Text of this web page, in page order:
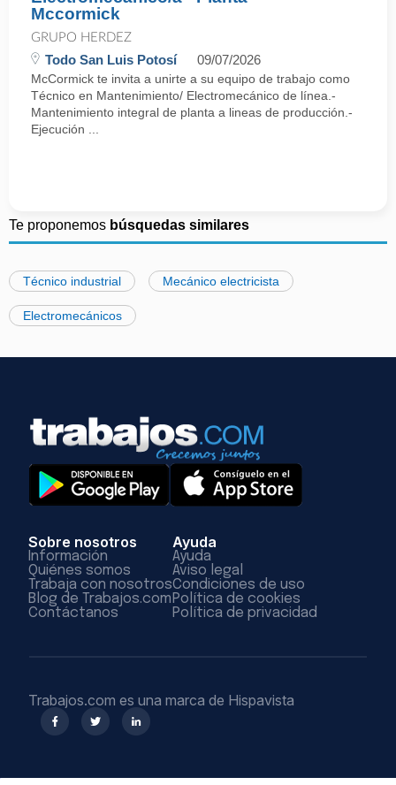
Mccormick
GRUPO HERDEZ
Todo San Luis Potosí 09/07/2026
McCormick te invita a unirte a su equipo de trabajo como
Técnico en Mantenimiento/ Electromecánico de línea.-
Mantenimiento integral de planta a lineas de producción.-
Ejecución ...
Te proponemos búsquedas similares
Técnico industrial Mecánico electricista
Electromecánicos
Sobre nosotros
Información
Quiénes somos
Trabaja con nosotros
Blog de Trabajos.com
Contáctanos
Ayuda
Ayuda
Aviso legal
Condiciones de uso
Política de cookies
Política de privacidad
Trabajos.com es una marca de Hispavista